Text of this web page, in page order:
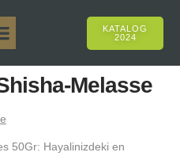
KATALOG
2024
Melasse
50Gr: Hayalinizdeki en